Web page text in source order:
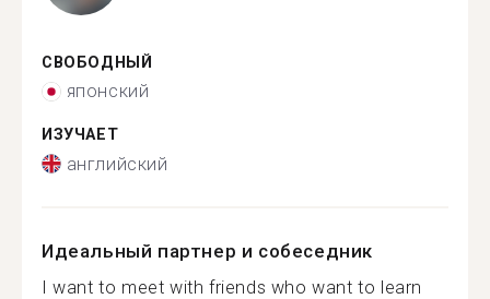
СВОБОДНЫЙ
японский
ИЗУЧАЕТ
английский
Идеальный партнер и собеседник
I want to meet with friends who want to learn